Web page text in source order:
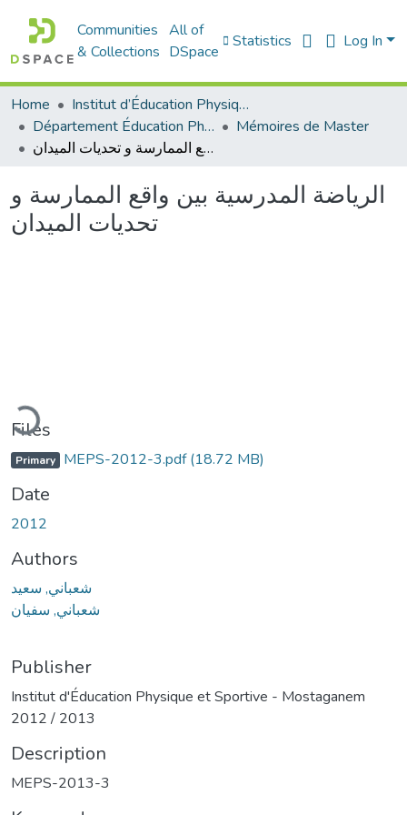
Communities
& Collections
All of
DSpace
Statistics Log In
Home
Institut d’Éducation Physique et Sportive
Département Éducation Physique et Sportive (EPS)
Mémoires de Master
الرياضة المدرسية بين واقع الممارسة و تحديات الميدان
الرياضة المدرسية بين واقع الممارسة و
تحديات الميدان
Files
Primary MEPS-2012-3.pdf(18.72 MB)
Date
2012
Authors
شعباني, سعيد
شعباني, سفيان
Publisher
Institut d'Éducation Physique et Sportive - Mostaganem
2012 / 2013
Description
MEPS-2013-3